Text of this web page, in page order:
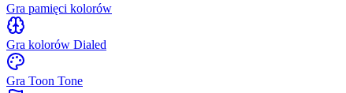
Gra pamięci kolorów
Gra kolorów Dialed
Gra Toon Tone